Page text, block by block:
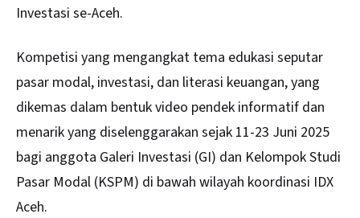
Investasi se-Aceh.
Kompetisi yang mengangkat tema edukasi seputar
pasar modal, investasi, dan literasi keuangan, yang
dikemas dalam bentuk video pendek informatif dan
menarik yang diselenggarakan sejak 11-23 Juni 2025
bagi anggota Galeri Investasi (GI) dan Kelompok Studi
Pasar Modal (KSPM) di bawah wilayah koordinasi IDX
Aceh.